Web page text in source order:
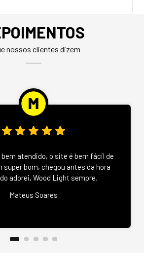
nossos clientes dizem
atendido, o site é bem fácil de
super bom, chegou antes da hora
adorei, Wood Light sempre.
Mateus Soares